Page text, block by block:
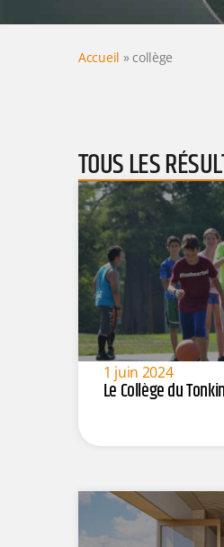
Accueil » collège
TOUS LES
1 juin 2024
Le Collège du